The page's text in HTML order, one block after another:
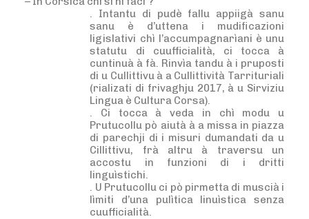
. Intantu di pudè fallu appiigà sanu
sanu è d’uttena i mudificazioni
ligislativi chì l’accumpagnarìani è unu
statutu di cuufficialità, ci tocca à
cuntinuà à fà. Rinvìa tandu à i pruposti
di u Cullittivu à a Cullittività Tarrituriali
(rializati di frivaghju 2017, à u Sirviziu
Lingua è Cultura Corsa).
. Ci tocca à veda in chì modu u
Prutucollu pò aiutà à a missa in piazza
di parechji di i misuri dumandati da u
Cillittivu, frà altru à traversu un
accostu in funzioni di i dritti
linguìstichi.
. U Prutucollu ci pò pirmetta di muscià i
lìmiti d’una pulìtica linuìstica senza
cuufficialità.